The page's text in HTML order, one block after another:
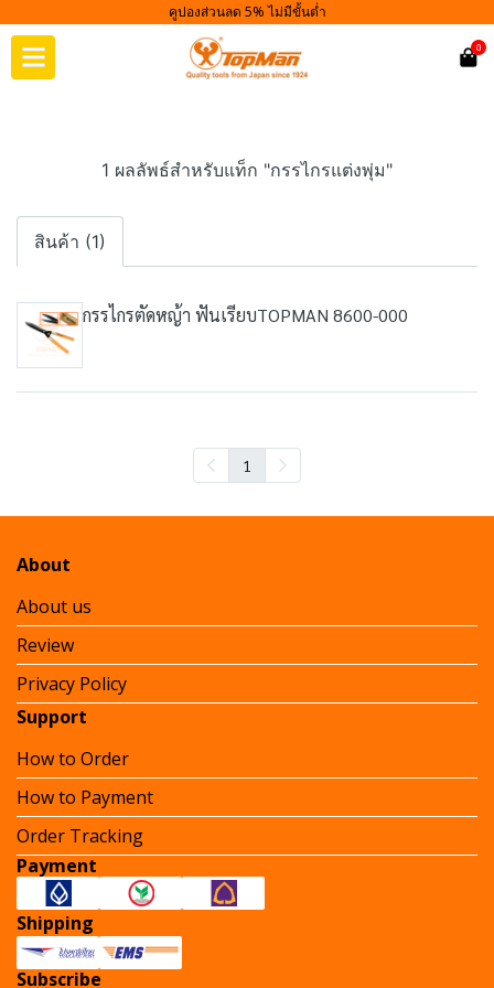
คูปองส่วนลด 5% ไม่มีขั้นต่ำ
0
1 ผลลัพธ์สำหรับแท็ก "กรรไกรแต่งพุ่ม"
สินค้า (1)
กรรไกรตัดหญ้า ฟันเรียบTOPMAN 8600-000
1
About
About us
Review
Privacy Policy
Support
How to Order
How to Payment
Order Tracking
Payment
Shipping
Subscribe